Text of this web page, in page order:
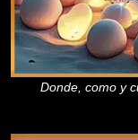
Donde, como y